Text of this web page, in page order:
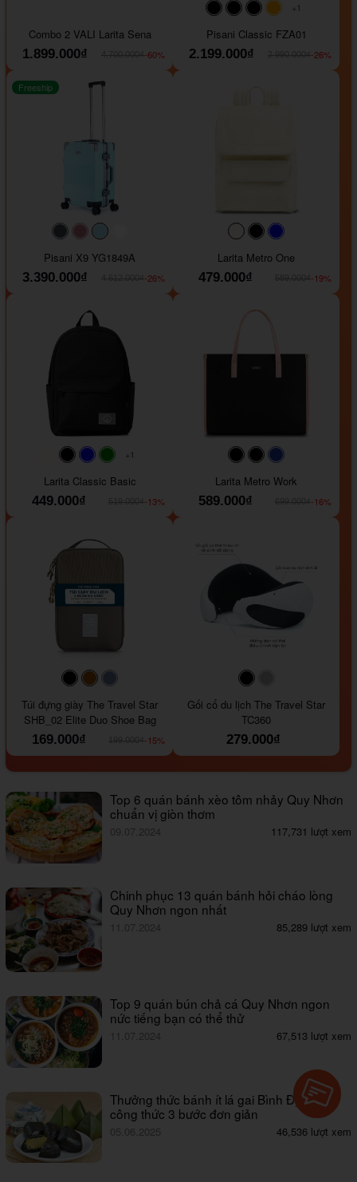
Combo 2 VALI Larita Sena
1.899.000₫
-60%
#000000#000000
#000000
#ffa500
+1
Pisani Classic FZA01
2.199.000₫
-26%
#40454a#b76e79
#9ad8e7
Freeship
Pisani X9 YG1849A
3.390.000₫
-26%
#faf0e6#000000
Larita Metro One
479.000₫
-19%
#faf0e6
#000000#0000FF#008000
+1
Larita Classic Basic
449.000₫
-13%
#000000#000000
Larita Metro Work
589.000₫
-16%
#000000#964B00
Túi đựng giày The Travel Star
SHB_02 Elite Duo Shoe Bag
169.000₫
-15%
#000000
Gối cổ du lịch The Travel Star
TC360
279.000₫
Top 6 quán bánh xèo tôm nhảy Quy Nhơn
chuẩn vị giòn thơm
09.07.2024 117,731 lượt xem
Chinh phục 13 quán bánh hỏi cháo lòng
Quy Nhơn ngon nhất
11.07.2024 85,289 lượt xem
Top 9 quán bún chả cá Quy Nhơn ngon
nức tiếng bạn có thể thử
11.07.2024 67,513 lượt xem
Thưởng thức bánh ít lá gai Bình Định với
công thức 3 bước đơn giản
05.06.2025 46,536 lượt xem